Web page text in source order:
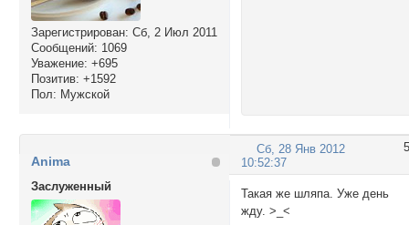
Зарегистрирован: Сб, 2 Июл 2011
Сообщений: 1069
Уважение: +695
Позитив: +1592
Пол: Мужской
5
Сб, 28 Янв 2012
10:52:37
Anima
Заслуженный
Такая же шляпа. Уже день
жду. >_<